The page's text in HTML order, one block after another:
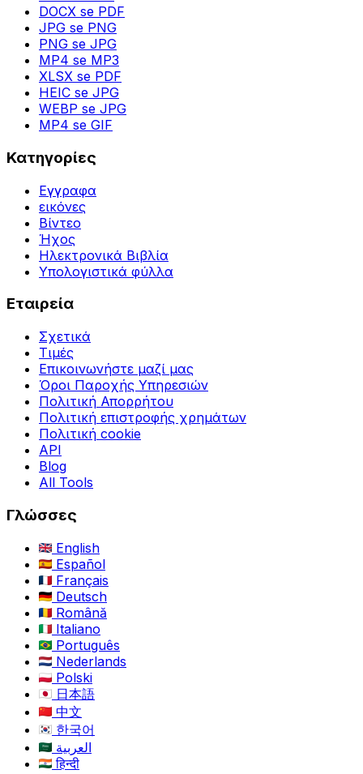
DOCX se PDF
JPG se PNG
PNG se JPG
MP4 se MP3
XLSX se PDF
HEIC se JPG
WEBP se JPG
MP4 se GIF
Κατηγορίες
Εγγραφα
εικόνες
Βίντεο
Ήχος
Ηλεκτρονικά Βιβλία
Υπολογιστικά φύλλα
Εταιρεία
Σχετικά
Τιμές
Επικοινωνήστε μαζί μας
Όροι Παροχής Υπηρεσιών
Πολιτική Απορρήτου
Πολιτική επιστροφής χρημάτων
Πολιτική cookie
API
Blog
All Tools
Γλώσσες
English
Español
Français
Deutsch
Română
Italiano
Português
Nederlands
Polski
日本語
中文
한국어
العربية
हिन्दी